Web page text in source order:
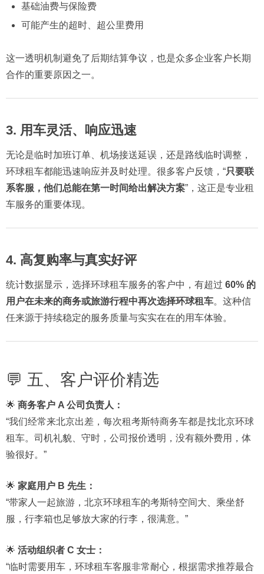
基础油费与保险费
可能产生的超时、超公里费用
这一透明机制避免了后期结算争议，也是众多企业客户长期
合作的重要原因之一。
3. 用车灵活、响应迅速
无论是临时加班订单、机场接送延误，还是路线临时调整，
环球租车都能迅速响应并及时处理。很多客户反馈，“只要联
系客服，他们总能在第一时间给出解决方案”，这正是专业租
车服务的重要体现。
4. 高复购率与真实好评
统计数据显示，选择环球租车服务的客户中，有超过 60% 的
用户在未来的商务或旅游行程中再次选择环球租车。这种信
任来源于持续稳定的服务质量与实实在在的用车体验。
💬 五、客户评价精选
🌟 商务客户 A 公司负责人：
“我们经常来北京出差，每次租考斯特商务车都是找北京环球
租车。司机礼貌、守时，公司报价透明，没有额外费用，体
验很好。”
🌟 家庭用户 B 先生：
“带家人一起旅游，北京环球租车的考斯特空间大、乘坐舒
服，行李箱也足够放大家的行李，很满意。”
🌟 活动组织者 C 女士：
“临时需要用车，环球租车客服非常耐心，根据需求推荐最合